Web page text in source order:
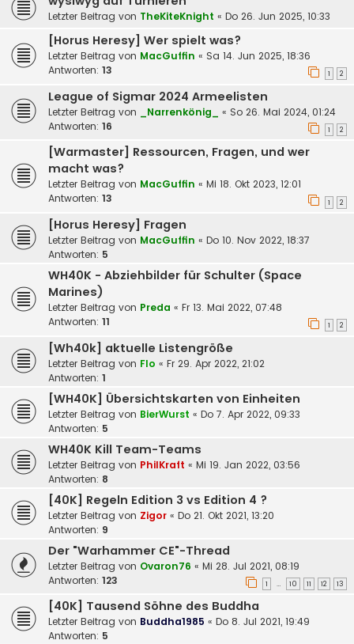
Letzter Beitrag von TheKiteKnight « Do 26. Jun 2025, 10:33
[Horus Heresy] Wer spielt was?
Letzter Beitrag von MacGuffin « Sa 14. Jun 2025, 18:36
Antworten: 13 1 2
League of Sigmar 2024 Armeelisten
Letzter Beitrag von _Narrenkönig_ « So 26. Mai 2024, 01:24
Antworten: 16 1 2
[Warmaster] Ressourcen, Fragen, und wer
macht was?
Letzter Beitrag von MacGuffin « Mi 18. Okt 2023, 12:01
Antworten: 13 1 2
[Horus Heresy] Fragen
Letzter Beitrag von MacGuffin « Do 10. Nov 2022, 18:37
Antworten: 5
WH40K - Abziehbilder für Schulter (Space
Marines)
Letzter Beitrag von Preda « Fr 13. Mai 2022, 07:48
Antworten: 11 1 2
[Wh40k] aktuelle Listengröße
Letzter Beitrag von Flo « Fr 29. Apr 2022, 21:02
Antworten: 1
[WH40K] Übersichtskarten von Einheiten
Letzter Beitrag von BierWurst « Do 7. Apr 2022, 09:33
Antworten: 5
WH40K Kill Team-Teams
Letzter Beitrag von PhilKraft « Mi 19. Jan 2022, 03:56
Antworten: 8
[40K] Regeln Edition 3 vs Edition 4 ?
Letzter Beitrag von Zigor « Do 21. Okt 2021, 13:20
Antworten: 9
Der "Warhammer CE"-Thread
Letzter Beitrag von Ovaron76 « Mi 28. Jul 2021, 08:19
Antworten: 123 1 … 10 11 12 13
[40K] Tausend Söhne des Buddha
Letzter Beitrag von Buddha1985 « Do 8. Jul 2021, 19:49
Antworten: 5